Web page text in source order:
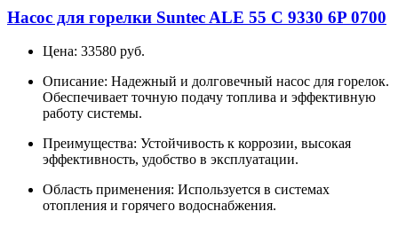
Насос для горелки Suntec ALE 55 C 9330 6P 0700
Цена: 33580 руб.
Описание: Надежный и долговечный насос для горелок.
Обеспечивает точную подачу топлива и эффективную
работу системы.
Преимущества: Устойчивость к коррозии, высокая
эффективность, удобство в эксплуатации.
Область применения: Используется в системах
отопления и горячего водоснабжения.